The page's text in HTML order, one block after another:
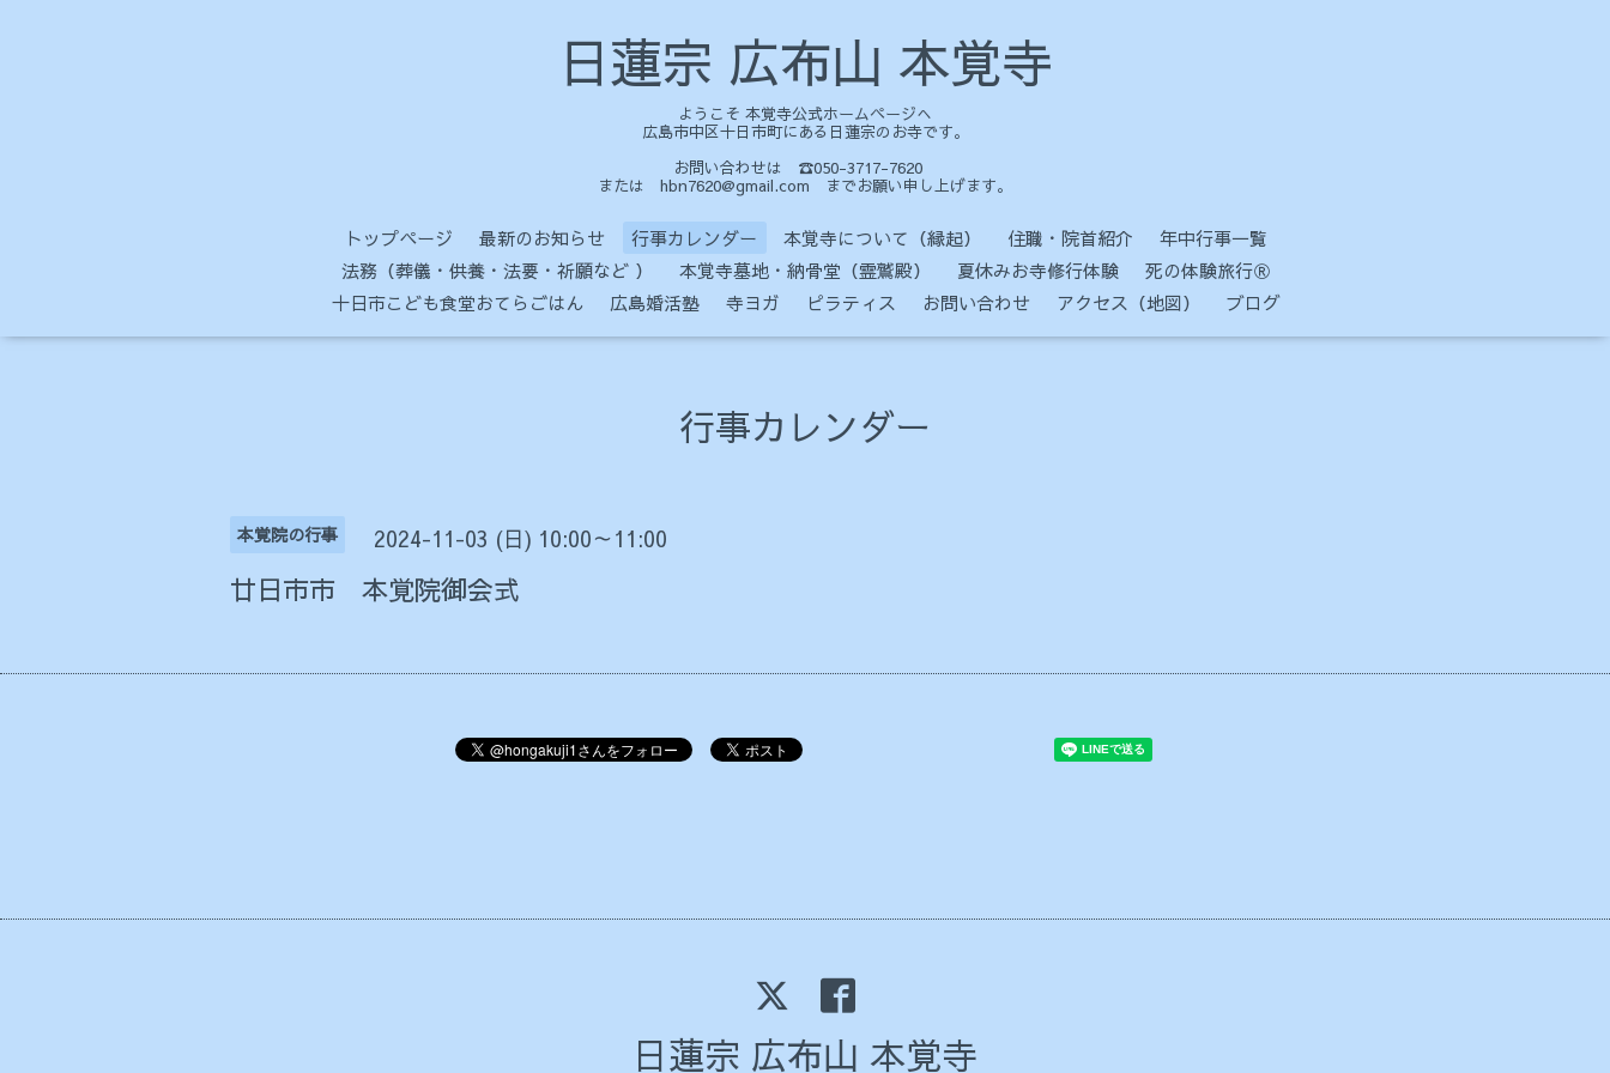
日蓮宗 広布山 本覚寺
ようこそ 本覚寺公式ホームページへ
広島市中区十日市町にある日蓮宗のお寺です。
お問い合わせは ☎050-3717-7620
または hbn7620@gmail.com までお願い申し上げます。
トップページ 最新のお知らせ 行事カレンダー 本覚寺について（縁起） 住職・院首紹介
年中行事一覧
法務（葬儀・供養・法要・祈願など ）
本覚寺墓地・納骨堂（霊鷲殿） 夏休みお寺修行体験
死の体験旅行Ⓡ
十日市こども食堂おてらごはん
広島婚活塾 寺ヨガ ピラティス お問い合わせ アクセス（地図） ブログ
行事カレンダー
本覚院の行事 2024-11-03 (日) 10:00～11:00
廿日市市 本覚院御会式
日蓮宗 広布山 本覚寺